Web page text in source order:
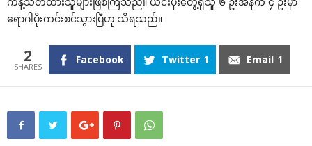
‌ရောဂါပိုးကင်းစင်သွားပြီဟု သိရသည်။
2 Facebook Twitter 1 Email 1